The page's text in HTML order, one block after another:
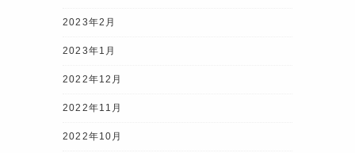
2023年2月
2023年1月
2022年12月
2022年11月
2022年10月